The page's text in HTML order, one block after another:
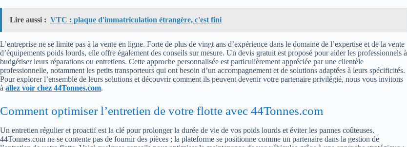
Lire aussi : VTC : plaque d'immatriculation étrangère, c'est fini
L’entreprise ne se limite pas à la vente en ligne. Forte de plus de vingt ans d’expérience dans le domaine de l’expertise et de la vente
d’équipements poids lourds, elle offre également des conseils sur mesure. Un devis gratuit est proposé pour aider les professionnels à
budgétiser leurs réparations ou entretiens. Cette approche personnalisée est particulièrement appréciée par une clientèle
professionnelle, notamment les petits transporteurs qui ont besoin d’un accompagnement et de solutions adaptées à leurs spécificités.
Pour explorer l’ensemble de leurs solutions et découvrir comment ils peuvent devenir votre partenaire privilégié, nous vous invitons
à allez voir chez 44Tonnes.com.
Comment optimiser l’entretien de votre flotte avec 44Tonnes.com
Un entretien régulier et proactif est la clé pour prolonger la durée de vie de vos poids lourds et éviter les pannes coûteuses.
44Tonnes.com ne se contente pas de fournir des pièces ; la plateforme se positionne comme un partenaire dans la gestion de